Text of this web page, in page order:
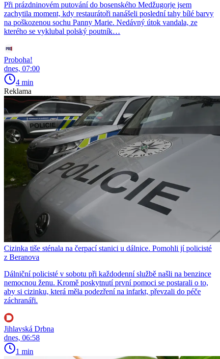
Při prázdninovém putování do bosenského Medžugorje jsem
zachytila moment, kdy restaurátoři nanášeli poslední tahy bílé barvy
na poškozenou sochu Panny Marie. Nedávný útok vandala, ze
kterého se vyklubal polský poutník…
Proboha!
dnes, 07:00
4 min
Reklama
Cizinka tiše sténala na čerpací stanici u dálnice. Pomohli jí policisté
z Beranova
Dálniční policisté v sobotu při každodenní službě našli na benzince
nemocnou ženu. Kromě poskytnutí první pomoci se postarali o to,
aby si cizinku, která měla podezření na infarkt, převzali do péče
záchranáři.
Jihlavská Drbna
dnes, 06:58
1 min